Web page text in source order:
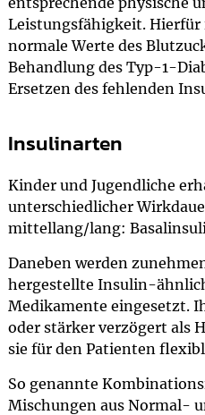
Leistungsfähigkeit. Hierfür
normale Werte des
Behandlung des Typ-1-
Ersetzen des fehlenden
Insulinarten
Kinder und Jugendliche
unterschiedlicher
mittellang/lang:
Daneben werden
hergestellte Insulin-
Medikamente eingesetzt.
oder stärker verzögert als
sie für den Patienten
So genannte
Mischungen aus Normal-